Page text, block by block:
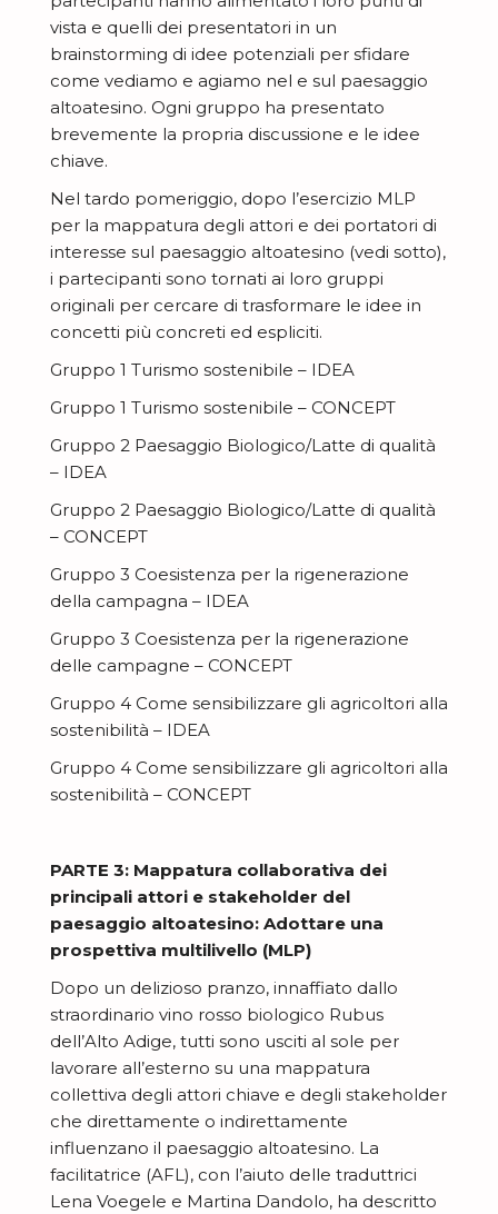
vista e quelli dei presentatori in un
brainstorming di idee potenziali per sfidare
come vediamo e agiamo nel e sul paesaggio
altoatesino. Ogni gruppo ha presentato
brevemente la propria discussione e le idee
chiave.
Nel tardo pomeriggio, dopo l’esercizio MLP
per la mappatura degli attori e dei portatori di
interesse sul paesaggio altoatesino (vedi sotto),
i partecipanti sono tornati ai loro gruppi
originali per cercare di trasformare le idee in
concetti più concreti ed espliciti.
Gruppo 1 Turismo sostenibile – IDEA
Gruppo 1 Turismo sostenibile – CONCEPT
Gruppo 2 Paesaggio Biologico/Latte di qualità
– IDEA
Gruppo 2 Paesaggio Biologico/Latte di qualità
– CONCEPT
Gruppo 3 Coesistenza per la rigenerazione
della campagna – IDEA
Gruppo 3 Coesistenza per la rigenerazione
delle campagne – CONCEPT
Gruppo 4 Come sensibilizzare gli agricoltori alla
sostenibilità – IDEA
Gruppo 4 Come sensibilizzare gli agricoltori alla
sostenibilità – CONCEPT
PARTE 3: Mappatura collaborativa dei
principali attori e stakeholder del
paesaggio altoatesino: Adottare una
prospettiva multilivello (MLP)
Dopo un delizioso pranzo, innaffiato dallo
straordinario vino rosso biologico Rubus
dell’Alto Adige, tutti sono usciti al sole per
lavorare all’esterno su una mappatura
collettiva degli attori chiave e degli stakeholder
che direttamente o indirettamente
influenzano il paesaggio altoatesino. La
facilitatrice (AFL), con l’aiuto delle traduttrici
Lena Voegele e Martina Dandolo, ha descritto